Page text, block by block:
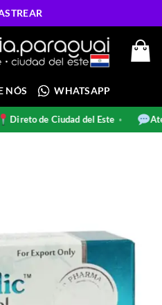
NÓS WHATSAPP
Direto de Ciudad del Este